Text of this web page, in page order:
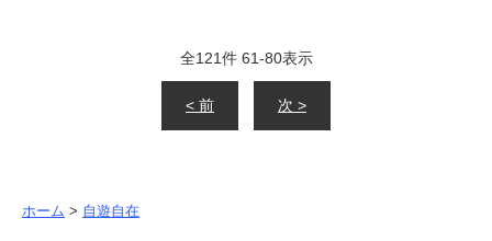
全121件 61-80表示
< 前 次 >
ホーム > 自遊自在